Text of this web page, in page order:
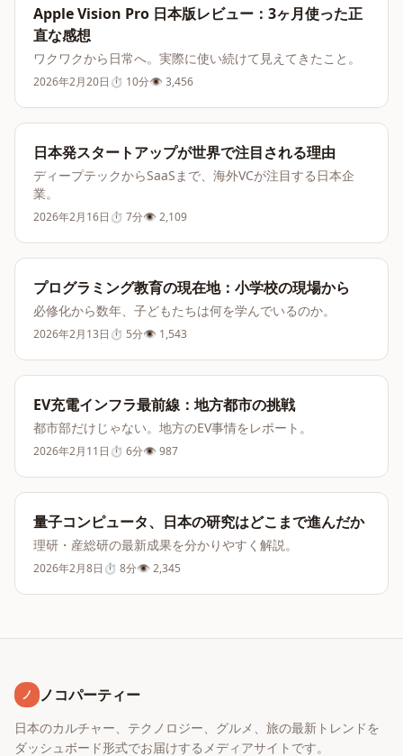
Apple Vision Pro 日本版レビュー：3ヶ月使った正
直な感想
ワクワクから日常へ。実際に使い続けて見えてきたこと。
2026年2月20日 ⏱ 10分👁 3,456
日本発スタートアップが世界で注目される理由
ディープテックからSaaSまで、海外VCが注目する日本企
業。
2026年2月16日 ⏱ 7分👁 2,109
プログラミング教育の現在地：小学校の現場から
必修化から数年、子どもたちは何を学んでいるのか。
2026年2月13日 ⏱ 5分👁 1,543
EV充電インフラ最前線：地方都市の挑戦
都市部だけじゃない。地方のEV事情をレポート。
2026年2月11日 ⏱ 6分👁 987
量子コンピュータ、日本の研究はどこまで進んだか
理研・産総研の最新成果を分かりやすく解説。
2026年2月8日 ⏱ 8分👁 2,345
ノ ノコパーティー
日本のカルチャー、テクノロジー、グルメ、旅の最新トレンドを
ダッシュボード形式でお届けするメディアサイトです。